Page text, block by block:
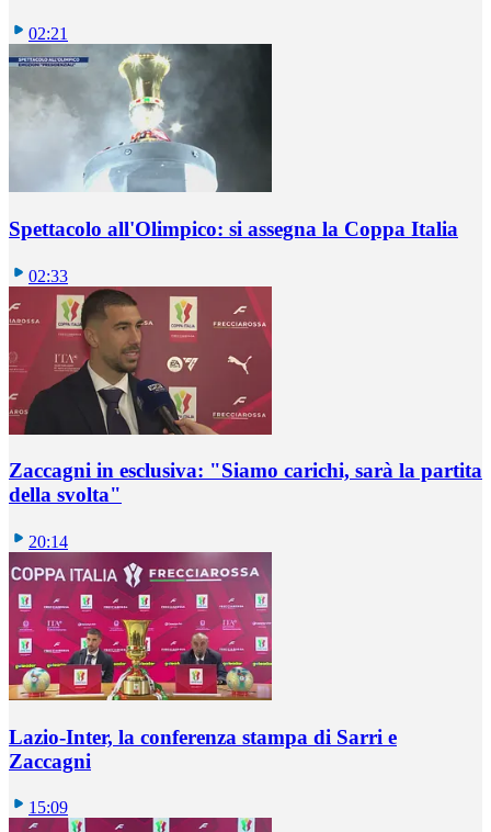
02:21
Spettacolo all'Olimpico: si assegna la Coppa Italia
02:33
Zaccagni in esclusiva: "Siamo carichi, sarà la partita
della svolta"
20:14
Lazio-Inter, la conferenza stampa di Sarri e
Zaccagni
15:09